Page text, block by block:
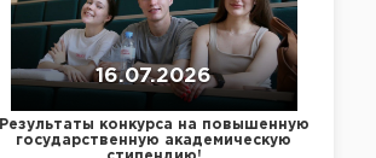
16.07.2026
Результаты конкурса на повышенную
государственную академическую